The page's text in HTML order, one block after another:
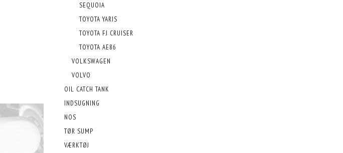
SEQUOIA
TOYOTA YARIS
TOYOTA FJ CRUISER
TOYOTA AE86
VOLKSWAGEN
VOLVO
OIL CATCH TANK
INDSUGNING
NOS
TØR SUMP
VÆRKTØJ